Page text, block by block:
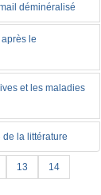
déminéralisé
le
et les maladies
la littérature
13 14